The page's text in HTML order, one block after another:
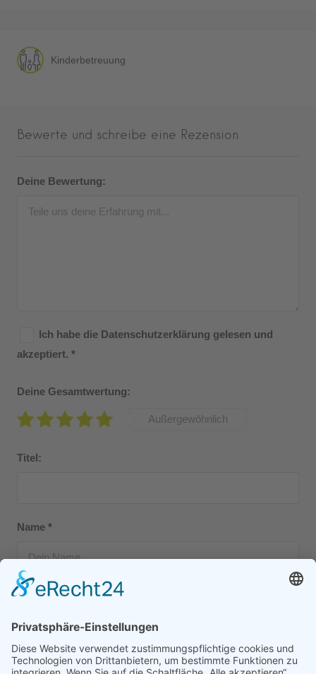
Kinderbetreuung
Bewerte und schreibe eine Rezension
Deine Bewertung:
Name *
E-Mail-Adresse *
Ich habe die Datenschutzerklärung gelesen und
akzeptiert. *
Deine Gesamtwertung:
Außergewöhnlich
Titel: